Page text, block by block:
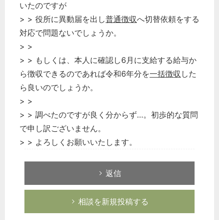
いたのですが
> > 役所に異動届を出し普通徴収へ切替依頼をする
対応で問題ないでしょうか。
> >
> > もしくは、本人に確認し6月に支給する給与か
ら徴収できるのであれば令和6年分を一括徴収 した
ら良いのでしょうか。
> >
> > 調べたのですが良く分からず…。初歩的な質問
で申し訳ございません。
> > よろしくお願いいたします。
返信
相談を新規投稿する